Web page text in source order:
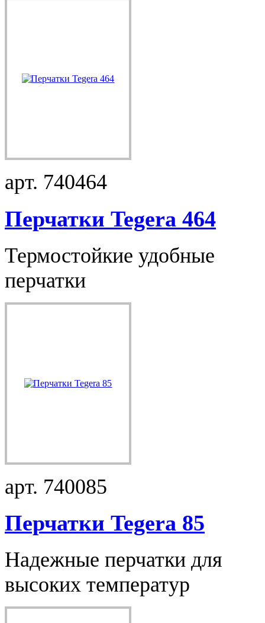
арт. 740464
Перчатки Tegera 464
Термостойкие удобные
перчатки
арт. 740085
Перчатки Tegera 85
Надежные перчатки для
высоких температур